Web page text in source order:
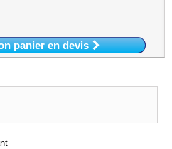
panier en devis